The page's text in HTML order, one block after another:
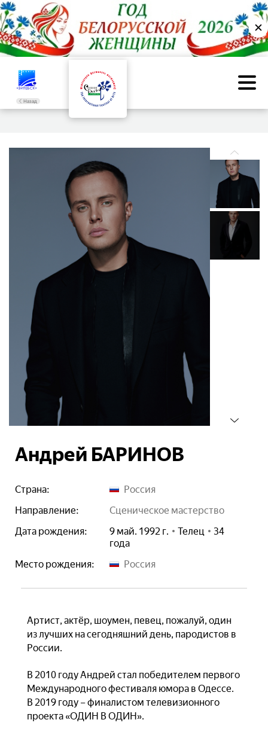
✕
Назад
Андрей БАРИНОВ
Страна:
Россия
Направление:
сценическое мастерство
Дата рождения:
9 май. 1992 г. Телец
34
года
Место рождения:
Россия
Артист, актёр, шоумен, певец, пожалуй, один
из лучших на сегодняшний день, пародистов в
России.
В 2010 году Андрей стал победителем первого
Международного фестиваля юмора в Одессе.
В 2019 году – финалистом телевизионного
проекта «ОДИН В ОДИН».